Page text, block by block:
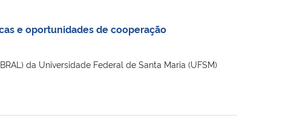
e oportunidades de cooperação
da Universidade Federal de Santa Maria (UFSM)